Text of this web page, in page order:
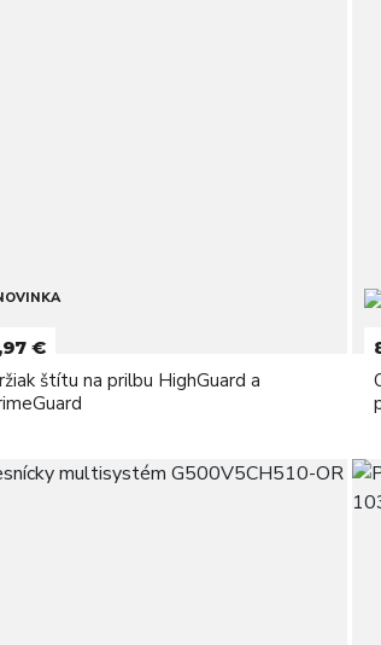
€
štítu na prilbu HighGuard a